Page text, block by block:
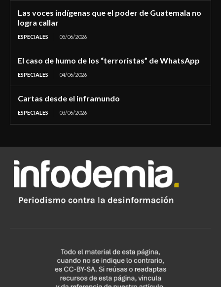
Las voces indígenas que el poder de Guatemala no
logra callar
ESPECIALES 05/06/2026
El caso de humo de los “terroristas” de WhatsApp
ESPECIALES 04/06/2026
Cartas desde el inframundo
ESPECIALES 03/06/2026